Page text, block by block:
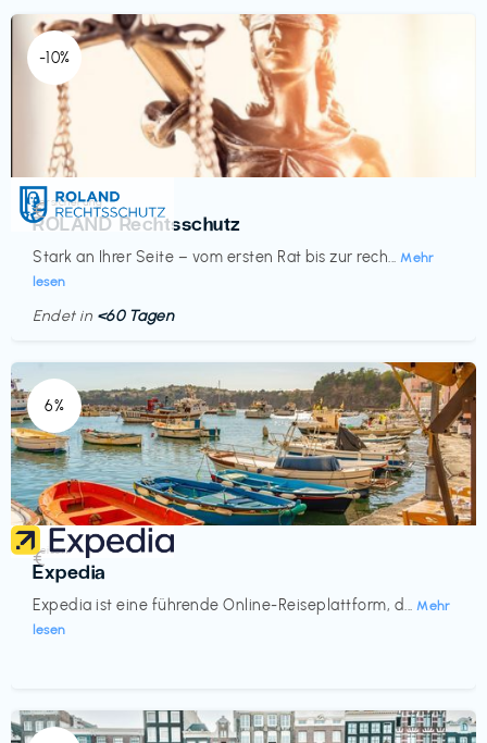
-10%
Versicherung
ROLAND Rechtsschutz
Stark an Ihrer Seite – vom ersten Rat bis zur rech... Mehr
lesen
€‎
Endet in <60 Tagen
6%
Reisen
Expedia
Expedia ist eine führende Online-Reiseplattform, d... Mehr
lesen
€‎